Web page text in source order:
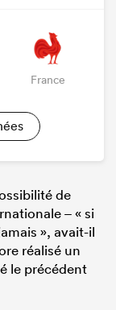
France
de
– « si
», avait-il
réalisé un
le précédent